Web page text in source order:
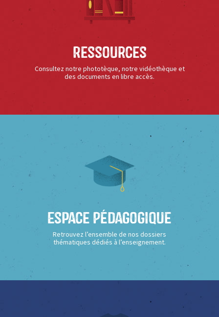
Ressources
Consultez notre phototèque, notre vidéothèque et
des documents en libre accès.
Espace Pédagogique
Retrouvez l’ensemble de nos dossiers
thématiques dédiés à l’enseignement.